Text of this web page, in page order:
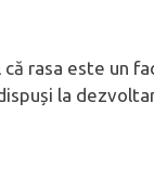
rasa este un
la